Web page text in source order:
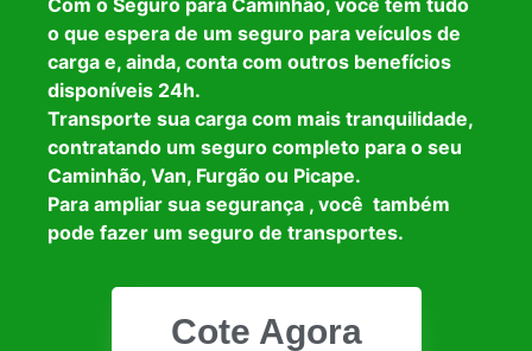
o que espera de um seguro para veículos de
carga e, ainda, conta com outros benefícios
disponíveis 24h.
Transporte sua carga com mais tranquilidade,
contratando um seguro completo para o seu
Caminhão, Van, Furgão ou Picape.
Para ampliar sua segurança , você também
pode fazer um seguro de transportes.
Cote Agora